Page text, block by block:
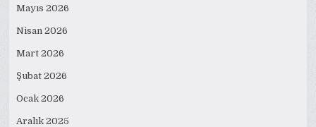
Mayıs 2026
Nisan 2026
Mart 2026
Şubat 2026
Ocak 2026
Aralık 2025